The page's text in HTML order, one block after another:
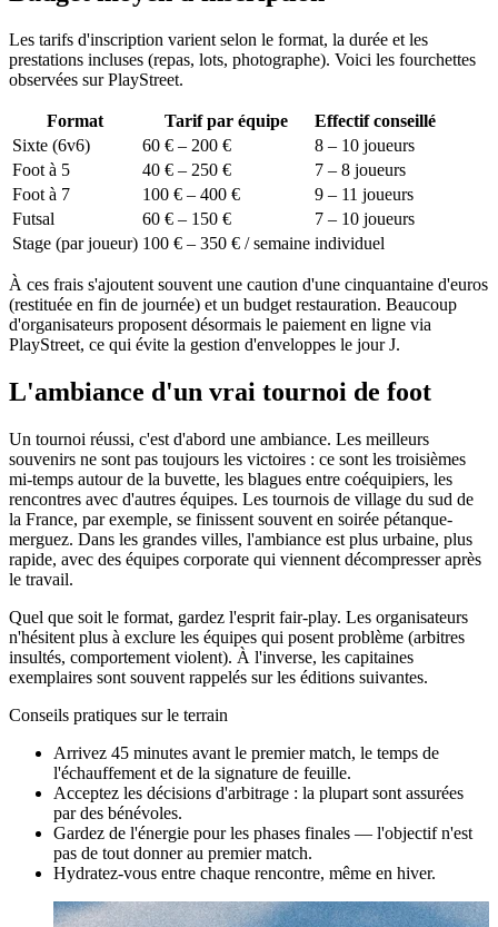
Les tarifs d'inscription varient selon le format, la durée et les
prestations incluses (repas, lots, photographe). Voici les fourchettes
observées sur PlayStreet.
Format Tarif par équipe
Effectif conseillé
Sixte (6v6)
60 € – 200 €
8 – 10 joueurs
Foot à 5
40 € – 250 €
7 – 8 joueurs
Foot à 7
100 € – 400 €
9 – 11 joueurs
Futsal
60 € – 150 €
7 – 10 joueurs
Stage (par joueur) 100 € – 350 € / semaine individuel
À ces frais s'ajoutent souvent une caution d'une cinquantaine d'euros
(restituée en fin de journée) et un budget restauration. Beaucoup
d'organisateurs proposent désormais le paiement en ligne via
PlayStreet, ce qui évite la gestion d'enveloppes le jour J.
L'ambiance d'un vrai tournoi de foot
Un tournoi réussi, c'est d'abord une ambiance. Les meilleurs
souvenirs ne sont pas toujours les victoires : ce sont les troisièmes
mi-temps autour de la buvette, les blagues entre coéquipiers, les
rencontres avec d'autres équipes. Les tournois de village du sud de
la France, par exemple, se finissent souvent en soirée pétanque-
merguez. Dans les grandes villes, l'ambiance est plus urbaine, plus
rapide, avec des équipes corporate qui viennent décompresser après
le travail.
Quel que soit le format, gardez l'esprit fair-play. Les organisateurs
n'hésitent plus à exclure les équipes qui posent problème (arbitres
insultés, comportement violent). À l'inverse, les capitaines
exemplaires sont souvent rappelés sur les éditions suivantes.
Conseils pratiques sur le terrain
Arrivez 45 minutes avant le premier match, le temps de
l'échauffement et de la signature de feuille.
Acceptez les décisions d'arbitrage : la plupart sont assurées
par des bénévoles.
Gardez de l'énergie pour les phases finales — l'objectif n'est
pas de tout donner au premier match.
Hydratez-vous entre chaque rencontre, même en hiver.